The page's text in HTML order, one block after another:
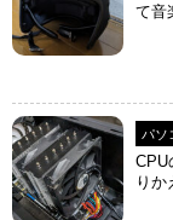
て音
パソ
CPU
りか